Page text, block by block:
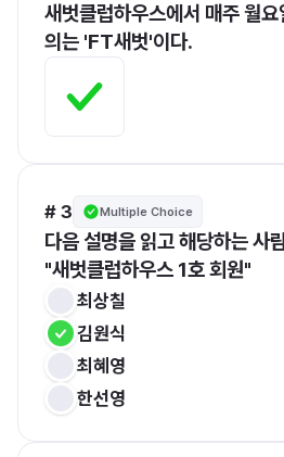
새벗클럽하우스에서 매주 월요
의는 'FT새벗'이다.
# 3 Multiple Choice
다음 설명을 읽고 해당하는 사
"새벗클럽하우스 1호 회원"
최상칠
김원식
최혜영
한선영